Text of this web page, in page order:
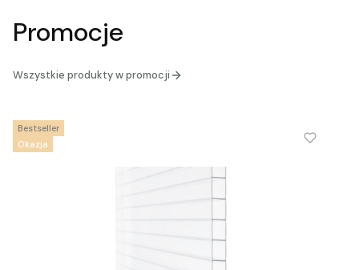
Promocje
Wszystkie produkty w promocji
Okazja
Bestseller